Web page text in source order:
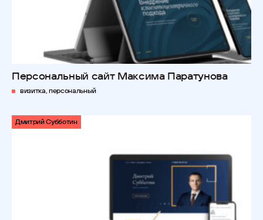
Персональный сайт Максима Паратунова
визитка, персональный
Дмитрий Субботин